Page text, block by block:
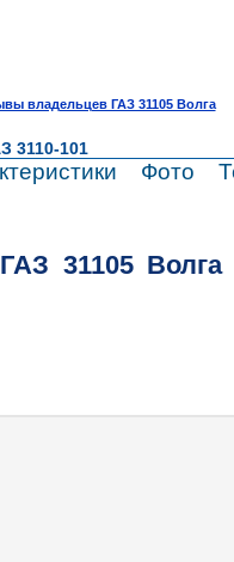
владельцев ГАЗ 31105 Волга
3110-101
Фото
ГАЗ 31105 Волга